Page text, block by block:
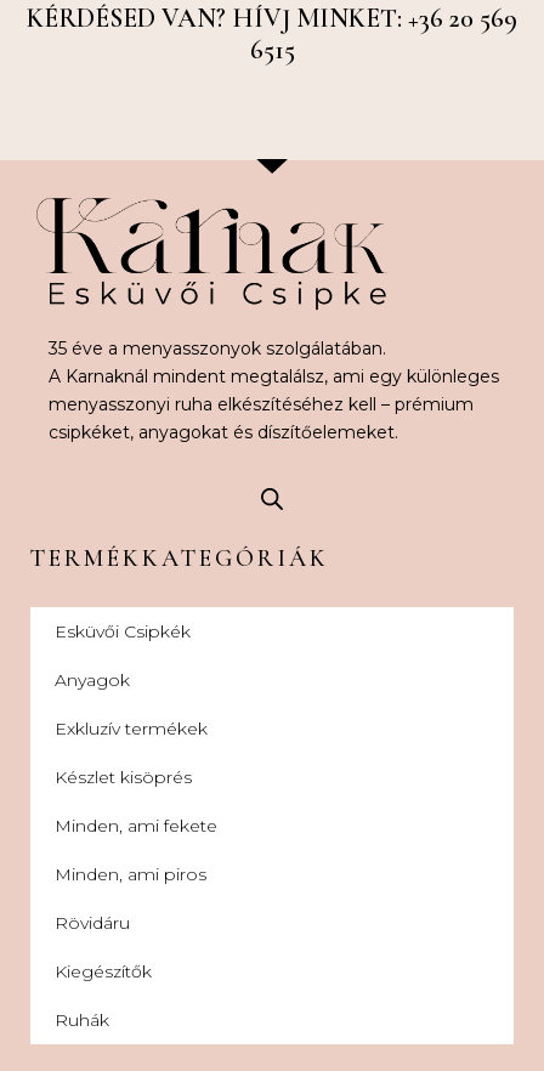
KÉRDÉSED VAN? HÍVJ MINKET: +36 20 569
6515
35 éve a menyasszonyok szolgálatában.
A Karnaknál mindent megtalálsz, ami egy különleges
menyasszonyi ruha elkészítéséhez kell – prémium
csipkéket, anyagokat és díszítőelemeket.
TERMÉKKATEGÓRIÁK
Esküvői Csipkék
Anyagok
Exkluzív termékek
Készlet kisöprés
Minden, ami fekete
Minden, ami piros
Rövidáru
Kiegészítők
Ruhák